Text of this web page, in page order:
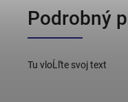
Podrobný
Tu vloĹľte svoj text